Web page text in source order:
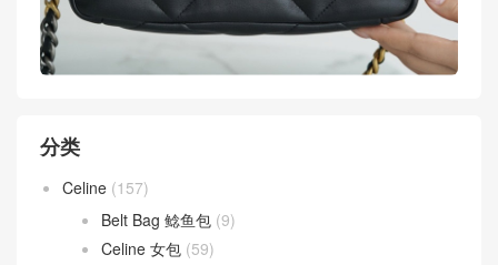
分类
Celine (157)
Belt Bag 鲶鱼包 (9)
Celine 女包 (59)